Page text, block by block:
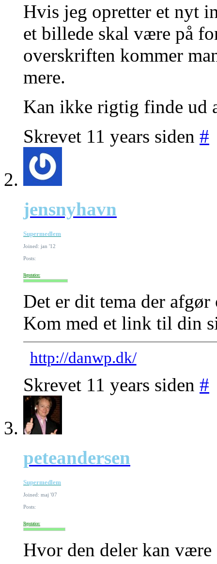
Hvis jeg opretter et nyt
et billede skal være på
overskriften kommer
mere.
Kan ikke rigtig finde ud
Skrevet 11 years siden #
jensnyhavn
Supermedlem
Joined: jan '12
Posts:
Reputation:
Det er dit tema der
Kom med et link til din
http://danwp.dk/
Skrevet 11 years siden #
peteandersen
Supermedlem
Joined: maj '07
Posts:
Reputation:
Hvor den deler kan være